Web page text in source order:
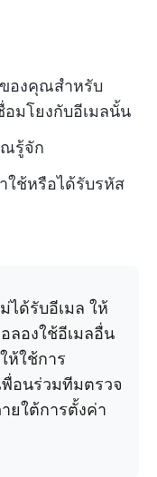
องคุณสำหรับ
อมโยงกับอีเมลนั้น
รู้จัก
ใช้หรือได้รับรหัส
ได้รับอีเมล ให้
ลองใช้อีเมลอื่น
ห้ใช้การ
อนร่วมทีมตรวจ
ยใต้การตั้งค่า